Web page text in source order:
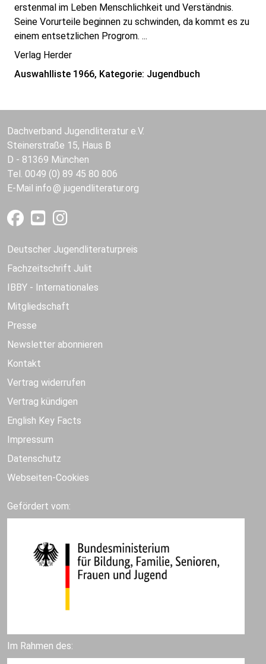
erstenmal im Leben Menschlichkeit und Verständnis.
Seine Vorurteile beginnen zu schwinden, da kommt es zu
einem entsetzlichen Progrom. ...
Verlag Herder
Auswahlliste 1966, Kategorie: Jugendbuch
Dachverband Jugendliteratur e.V.
Steinerstraße 15, Haus B
D - 81369 München
Tel. 0049 (0) 89 45 80 806
E-Mail info jugendliteratur.org
Deutscher Jugendliteraturpreis
Fachzeitschrift Julit
IBBY - Internationales
Mitgliedschaft
Presse
Newsletter abonnieren
Kontakt
Vertrag widerrufen
Vertrag kündigen
English Key Facts
Impressum
Datenschutz
Webseiten-Cookies
Gefördert vom:
Im Rahmen des: